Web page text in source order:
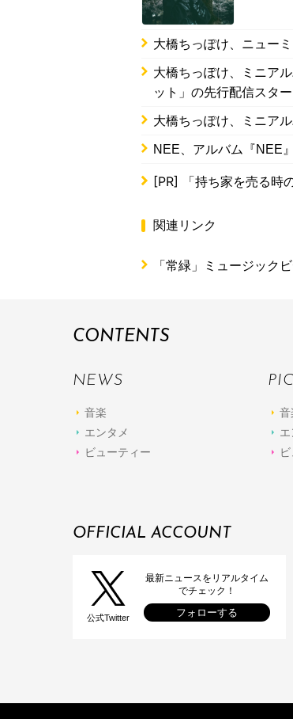
大橋ちっぽけ、ニュー
大橋ちっぽけ、ミニア
ット」の先行配信スター
大橋ちっぽけ、ミニア
NEE、アルバム『NEE
[PR] 「持ち家を売る時
関連リンク
「常緑」ミュージック
CONTENTS
NEWS
音楽
エンタメ
ビューティー
音
エ
OFFICIAL ACCOUNT
公式Twitter
最新ニュースをリアルタイム
でチェック！
フォローする